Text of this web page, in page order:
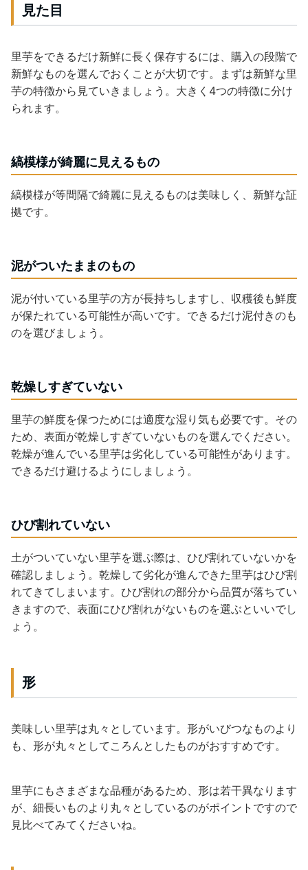
見た目
里芋をできるだけ新鮮に長く保存するには、購入の段階で
新鮮なものを選んでおくことが大切です。まずは新鮮な里
芋の特徴から見ていきましょう。大きく4つの特徴に分け
られます。
縞模様が綺麗に見えるもの
縞模様が等間隔で綺麗に見えるものは美味しく、新鮮な証
拠です。
泥がついたままのもの
泥が付いている里芋の方が長持ちしますし、収穫後も鮮度
が保たれている可能性が高いです。できるだけ泥付きのも
のを選びましょう。
乾燥しすぎていない
里芋の鮮度を保つためには適度な湿り気も必要です。その
ため、表面が乾燥しすぎていないものを選んでください。
乾燥が進んでいる里芋は劣化している可能性があります。
できるだけ避けるようにしましょう。
ひび割れていない
土がついていない里芋を選ぶ際は、ひび割れていないかを
確認しましょう。乾燥して劣化が進んできた里芋はひび割
れてきてしまいます。ひび割れの部分から品質が落ちてい
きますので、表面にひび割れがないものを選ぶといいでし
ょう。
形
美味しい里芋は丸々としています。形がいびつなものより
も、形が丸々としてころんとしたものがおすすめです。
里芋にもさまざまな品種があるため、形は若干異なります
が、細長いものより丸々としているのがポイントですので
見比べてみてくださいね。